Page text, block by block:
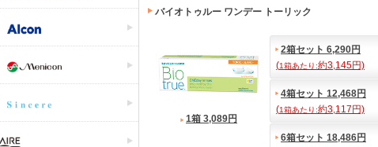
バイオトゥルー ワンデー トーリック
1箱 3,089円
2箱セット 6,290円
(1箱あたり:約3,145円)
4箱セット 12,468円
(1箱あたり:約3,117円)
6箱セット 18,486円